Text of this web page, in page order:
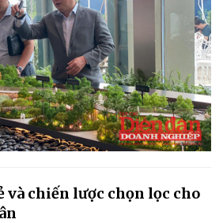
và chiến lược chọn lọc cho